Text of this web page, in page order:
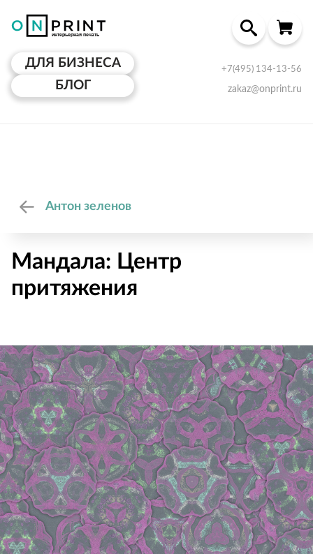
ДЛЯ БИЗНЕСА
БЛОГ
+7(495) 134-13-56
zakaz@onprint.ru
Антон зеленов
Мандала: Центр
притяжения